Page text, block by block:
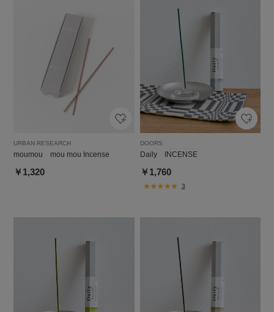
URBAN RESEARCH
moumou mou mou Incense
￥1,320
DOORS
Daily INCENSE
￥1,760
3